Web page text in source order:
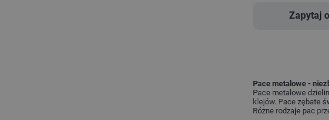
Zapytaj
Pace metalowe -
Pace metalowe
klejów. Pace zębate
Różne rodzaje pac